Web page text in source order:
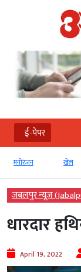
ई-पेपर
मनोरंजन खेल
जबलपुर न्यूज़
धारदार
April 19, 2022